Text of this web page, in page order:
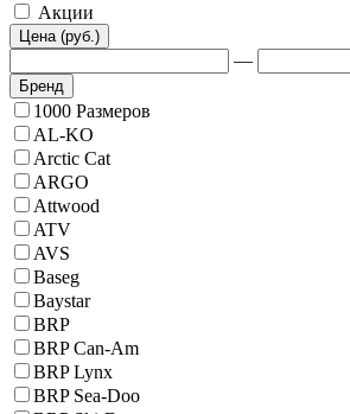
Акции
Цена (руб.)
—
Бренд
1000 Размеров
AL-KO
Arctic Cat
ARGO
Attwood
ATV
AVS
Baseg
Baystar
BRP
BRP Can-Am
BRP Lynx
BRP Sea-Doo